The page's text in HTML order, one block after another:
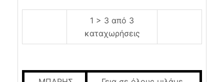
1 > 3 από 3
καταχωρήσεις